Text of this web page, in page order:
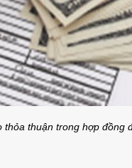
thuận trong hợp đồng
Cho thuê nhà quận 9
Dương nhà mới dt
25 triệu/tháng
1 lầu 200m2